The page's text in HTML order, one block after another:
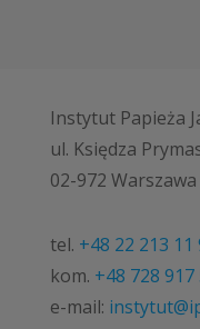
Instytut Papieża
ul. Księdza
02-972 Warszawa
tel. +48 22 213 11
kom. +48 728 917
e-mail: